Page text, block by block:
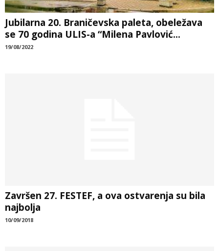
Jubilarna 20. Braničevska paleta, obeležava
se 70 godina ULIS-a “Milena Pavlović...
19/08/2022
Završen 27. FESTEF, a ova ostvarenja su bila
najbolja
10/09/2018